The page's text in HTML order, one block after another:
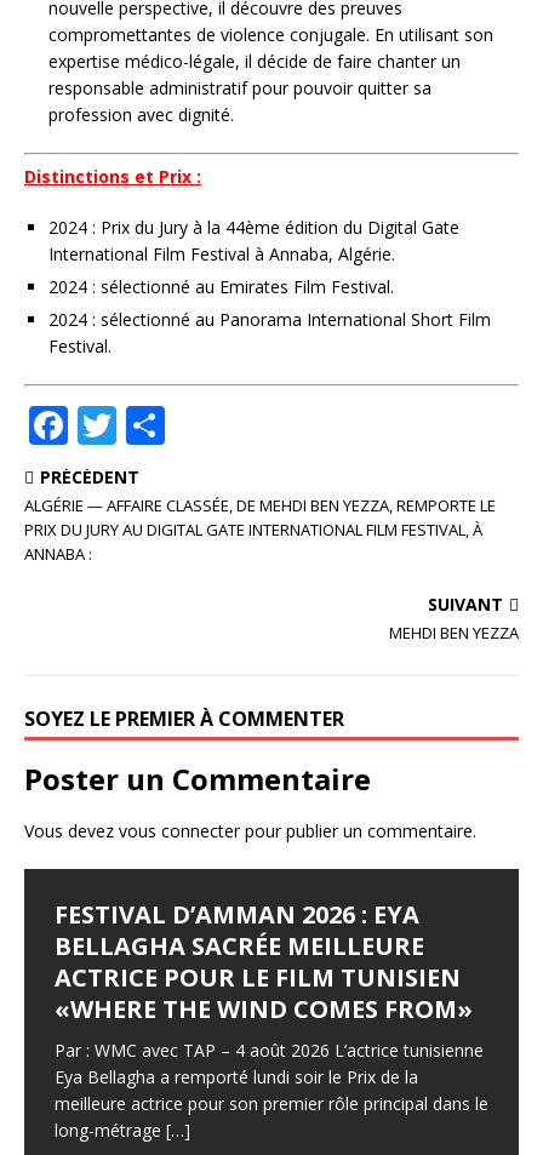
nouvelle perspective, il découvre des preuves
compromettantes de violence conjugale. En utilisant son
expertise médico-légale, il décide de faire chanter un
responsable administratif pour pouvoir quitter sa
profession avec dignité.
Distinctions et Prix :
2024 : Prix du Jury à la 44ème édition du Digital Gate
International Film Festival à Annaba, Algérie.
2024 : sélectionné au Emirates Film Festival.
2024 : sélectionné au Panorama International Short Film
Festival.
F
a
c
e
T
w
it
te
ta
g
PRÉCÉDENT
ALGÉRIE — AFFAIRE CLASSÉE, DE MEHDI BEN YEZZA, REMPORTE LE
PRIX DU JURY AU DIGITAL GATE INTERNATIONAL FILM FESTIVAL, À
ANNABA :
SUIVANT
MEHDI BEN YEZZA
SOYEZ LE PREMIER À COMMENTER
Poster un Commentaire
Vous devez vous connecterpour publier un commentaire.
FESTIVAL D’AMMAN 2026 : EYA
BELLAGHA SACRÉE MEILLEURE
ACTRICE POUR LE FILM TUNISIEN
«WHERE THE WIND COMES FROM»
Par : WMC avec TAP – 4 août 2026 L’actrice tunisienne
Eya Bellagha a remporté lundi soir le Prix de la
meilleure actrice pour son premier rôle principal dans le
long-métrage […]